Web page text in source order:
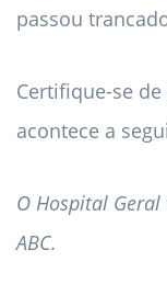
passou
Certifique-se
acontece a
O Hospital
ABC.